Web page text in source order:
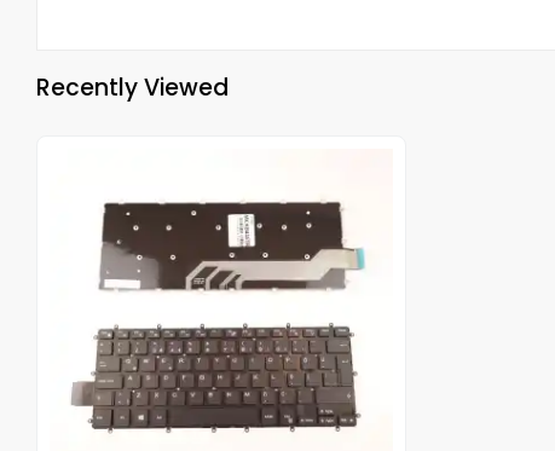
Recently Viewed